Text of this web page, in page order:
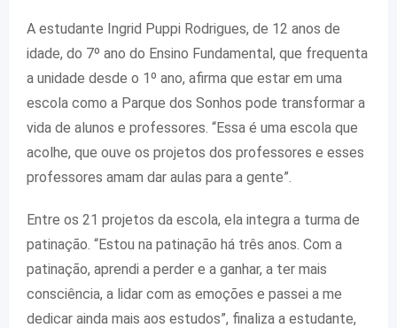
A estudante Ingrid Puppi Rodrigues, de 12 anos de
idade, do 7º ano do Ensino Fundamental, que frequenta
a unidade desde o 1º ano, afirma que estar em uma
escola como a Parque dos Sonhos pode transformar a
vida de alunos e professores. “Essa é uma escola que
acolhe, que ouve os projetos dos professores e esses
professores amam dar aulas para a gente”.
Entre os 21 projetos da escola, ela integra a turma de
patinação. “Estou na patinação há três anos. Com a
patinação, aprendi a perder e a ganhar, a ter mais
consciência, a lidar com as emoções e passei a me
dedicar ainda mais aos estudos”, finaliza a estudante,